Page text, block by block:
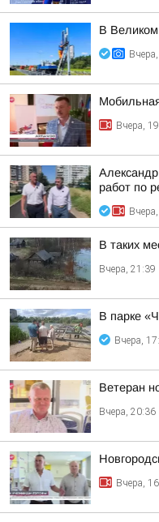
В
Вчера,
работ по
В таких
Вчера, 21:39
В парке
Вчера,
Ветеран
Вчера, 20:36
Вчера,